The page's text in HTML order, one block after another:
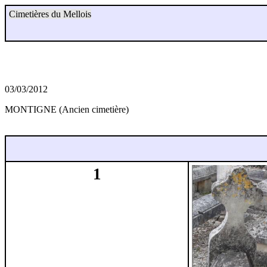
Cimetières du Mellois
03/03/2012
MONTIGNE (Ancien cimetière)
1